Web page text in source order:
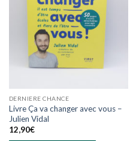
wishlist
DERNIERE CHANCE
Livre Ça va changer avec vous –
Julien Vidal
12,90€